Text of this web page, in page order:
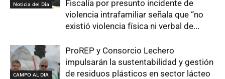
Noticia del Día
Fiscalía por presunto incidente de
violencia intrafamiliar señala que “no
existió violencia física ni verbal de...
CAMPO AL DIA
ProREP y Consorcio Lechero
impulsarán la sustentabilidad y gestión
de residuos plásticos en sector lácteo